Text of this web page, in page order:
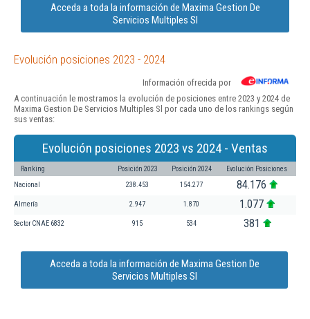
Acceda a toda la información de Maxima Gestion De
Servicios Multiples Sl
Evolución posiciones 2023 - 2024
Información ofrecida por
A continuación le mostramos la evolución de posiciones entre 2023 y 2024 de
Maxima Gestion De Servicios Multiples Sl por cada uno de los rankings según
sus ventas:
Evolución posiciones 2023 vs 2024 - Ventas
Ranking Posición 2023 Posición 2024 Evolución Posiciones
Nacional 238.453 154.277 84.176
Almería 2.947 1.870 1.077
Sector CNAE 6832 915 534 381
Acceda a toda la información de Maxima Gestion De
Servicios Multiples Sl